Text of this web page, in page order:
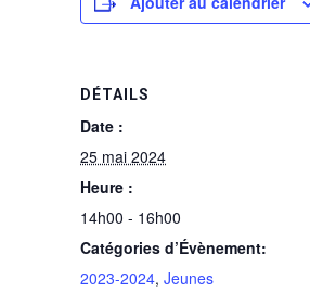
DÉTAILS
Date :
25 mai 2024
Heure :
14h00 - 16h00
Catégories d’Évènement:
2023-2024, Jeunes